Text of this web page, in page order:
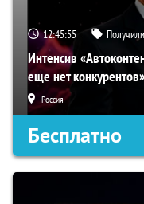
12:45:54
Интенсив
еще нет конкурентов»
Россия
Бесплатно